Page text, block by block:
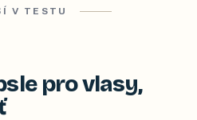
V TESTU
pro vlasy,